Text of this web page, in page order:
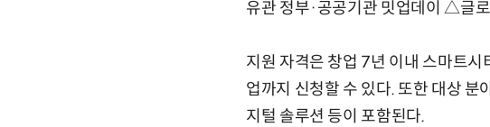
유관 정부·공공기관 밋업데이 △글
지원 자격은 창업 7년 이내 스마트시
업까지 신청할 수 있다. 또한 대상 분
지털 솔루션 등이 포함된다.